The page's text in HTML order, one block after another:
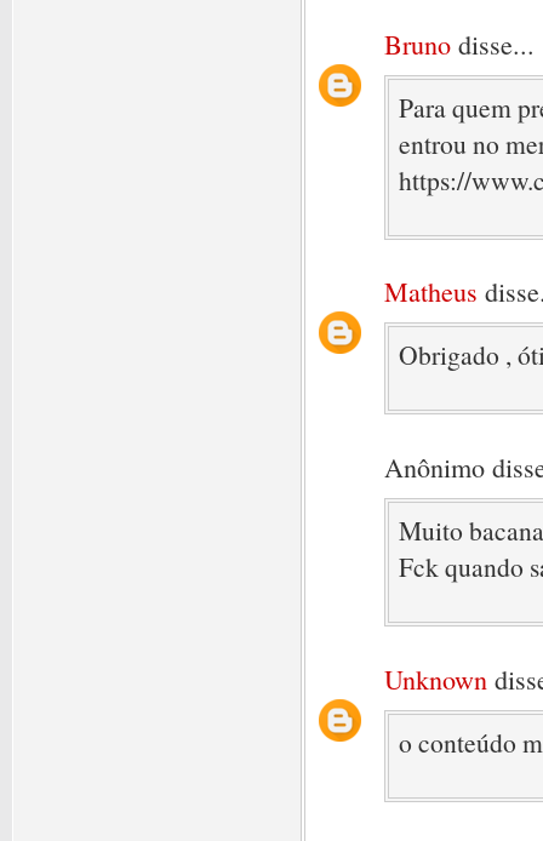
Bruno disse...
Para quem
entrou no
https://
Matheus
Obrigado ,
Anônimo
Muito
Fck quando
Unknown
o conteúdo